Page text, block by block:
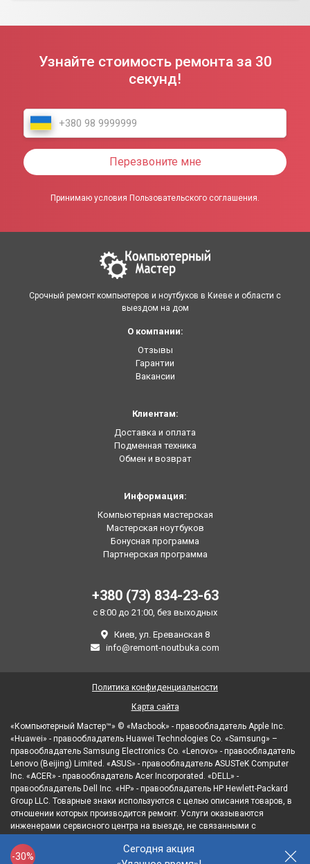
-30%
Сегодня акция
Узнайте стоимость ремонта за 30
секунд!
Перезвоните мне
Принимаю условия Пользовательского соглашения.
Срочный ремонт компьютеров и ноутбуков в Киеве и области с
выездом на дом
О компании:
Отзывы
Гарантии
Вакансии
Клиентам:
Доставка и оплата
Подменная техника
Обмен и возврат
Информация:
Компьютерная мастерская
Мастерская ноутбуков
Бонусная программа
Партнерская программа
+380 (73) 834-23-63
с 8:00 до 21:00, без выходных
Киев, ул. Ереванская 8
info@remont-noutbuka.com
«Компьютерный Мастер™» © «Macbook» - правообладатель Apple Inc.
«Huawei» - правообладатель Huawei Technologies Co. «Samsung» –
правообладатель Samsung Electronics Co. «Lenovo» - правообладатель
Lenovo (Beijing) Limited. «ASUS» - правообладатель ASUSTeK Computer
Inc. «ACER» - правообладатель Acer Incorporated. «DELL» -
правообладатель Dell Inc. «HP» - правообладатель HP Hewlett-Packard
Group LLC. Товарные знаки используются с целью описания товаров, в
отношении которых производится ремонт. Услуги оказываются
инженерами сервисного центра на выезде, не связанными с
представителями в отношении товаров, которые уже были введены в
Политика конфиденциальности
Карта сайта